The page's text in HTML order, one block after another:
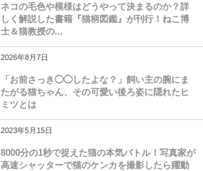
ネコの毛色や模様はどうやって決まるのか？詳
しく解説した書籍『猫柄図鑑』が刊行！ねこ博
士＆猫教授の...
2026年8月7日
「お前さっき◯◯したよな？」飼い主の腕にま
たがる猫ちゃん、その可愛い後ろ姿に隠れたヒ
ミツとは
2023年5月15日
8000分の1秒で捉えた猫の本気バトル！写真家が
高速シャッターで猫のケンカを撮影したら躍動